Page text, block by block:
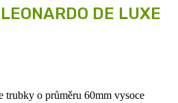
DE LUXE
trubky o průměru 60mm vysoce